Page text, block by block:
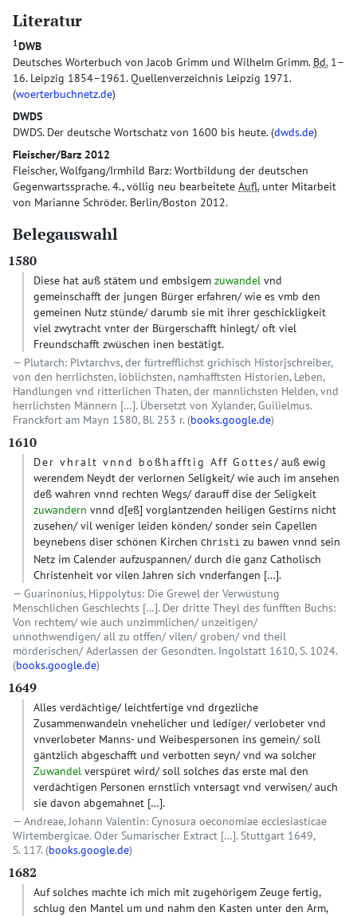
Literatur
1 DWB
Deutsches Wörterbuch von Jacob Grimm und Wilhelm Grimm. Bd.1–
16. Leipzig 1854–1961. Quellenverzeichnis Leipzig 1971.
(woerterbuchnetz.de)
DWDS
DWDS. Der deutsche Wortschatz von 1600 bis heute. (dwds.de)
Fleischer/Barz 2012
Fleischer, Wolfgang/Irmhild Barz: Wortbildung der deutschen
Gegenwartssprache. 4., völlig neu bearbeitete Aufl.unter Mitarbeit
von Marianne Schröder. Berlin/Boston 2012.
Belegauswahl
1580
Diese hat auß stätem und embsigem zuwandel vnd
gemeinschafft der jungen Bürger erfahren/ wie es vmb den
gemeinen Nutz stünde/ darumb sie mit ihrer geschickligkeit
viel zwytracht vnter der Bürgerschafft hinlegt/ oft viel
Freundschafft zwüschen inen bestätigt.
Plutarch: Plvtarchvs, der fürtrefflichst grichisch Historjschreiber,
von den herrlichsten, löblichsten, namhafftsten Historien, Leben,
Handlungen vnd ritterlichen Thaten, der mannlichsten Helden, vnd
herrlichsten Männern […]. Übersetzt von Xylander, Guilielmus.
Franckfort am Mayn 1580, Bl. 253 r. (books.google.de)
1610
Der vhralt vnnd boßhafftig Aff Gottes/ auß ewig
werendem Neydt der verlornen Seligkeit/ wie auch im ansehen
deß wahren vnnd rechten Wegs/ darauff dise der Seligkeit
zuwandern vnnd d[eß] vorglantzenden heiligen Gestirns nicht
zusehen/ vil weniger leiden könden/ sonder sein Capellen
beynebens diser schönen Kirchen Christi zu bawen vnnd sein
Netz im Calender aufzuspannen/ durch die ganz Catholisch
Christenheit vor vilen Jahren sich vnderfangen […].
Guarinonius, Hippolytus: Die Grewel der Verwüstung
Menschlichen Geschlechts […]. Der dritte Theyl des fünfften Buchs:
Von rechtem/ wie auch unzimmlichen/ unzeitigen/
unnothwendigen/ all zu otffen/ vilen/ groben/ vnd theil
mörderischen/ Aderlassen der Gesondten. Ingolstatt 1610, S. 1024.
(books.google.de)
1649
Alles verdächtige/ leichtfertige vnd drgezliche
Zusammenwandeln vnehelicher und lediger/ verlobeter vnd
vnverlobeter Manns- und Weibespersonen ins gemein/ soll
gäntzlich abgeschafft und verbotten seyn/ vnd wa solcher
Zuwandel verspüret wird/ soll solches das erste mal den
verdächtigen Personen ernstlich vntersagt vnd verwisen/ auch
sie davon abgemahnet […].
Andreae, Johann Valentin: Cynosura oeconomiae ecclesiasticae
Wirtembergicae. Oder Sumarischer Extract […]. Stuttgart 1649,
S. 117. (books.google.de)
1682
Auf solches machte ich mich mit zugehörigem Zeuge fertig,
schlug den Mantel um und nahm den Kasten unter den Arm,